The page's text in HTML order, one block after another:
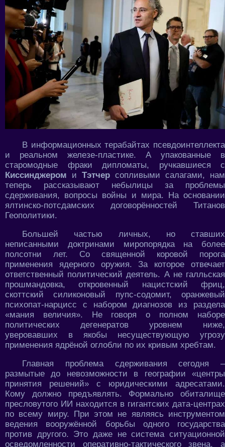
В информационных терабайтах псевдоинтеллекта
и реальном железе-пластике. А упакованные в
старомодные фраки дипломаты, ручкавшиеся с
Киссинджером и Тэтчер сопливыми салагами, нам
теперь рассказывают небылицы за проблемы
сдерживания, вопросы войны и мира. На основании
ялтинско-потсдамских договорённостей Титанов
Геополитики.
Большей частью личных, но ставших
неписанными доктринами миропорядка на более
полсотни лет. Со священной коровой порога
применения ядерного оружия. За которое отвечает
ответственный политический деятель. А не галльская
прошмандовка, откровенный нацистский фриц,
скоттский силиконовый пупс-содомит, оранжевый
психопат-нарцисс с набором диагнозов из раздела
«мания величия». Не говоря о полном наборе
политических дегенератов уровнем ниже,
уверовавших в якобы несуществующую угрозу
применения ядрёной оглобли по их кривым хребтам.
Главная проблема сдерживания сегодня –
размытые до невозможности в географии «центры
принятия решений» с юридическими адресатами.
Кому должно предъявлять. Формально обиталище
пресловутого ИИ находится в гигантских дата-центрах
по всему миру. При этом не являясь инструментом
ведения вооружённой борьбы одного государства
против другого. Это даже не система ситуационной
осведомленности оперативно-тактического звена, а